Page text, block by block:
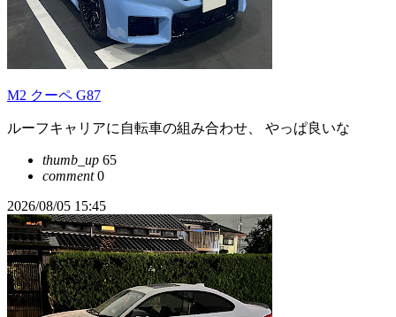
M2 クーペ G87
ルーフキャリアに自転車の組み合わせ、 やっぱ良いな
thumb_up 65
comment0
2026/08/05 15:45